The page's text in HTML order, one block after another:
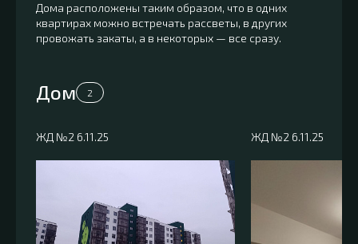
Дома расположены таким образом, что в одних
квартирах можно встречать рассветы, в других
провожать закаты, а в некоторых — все сразу.
Дом 2
ЖД №2 6.11.25 ЖД №2 6.11.25